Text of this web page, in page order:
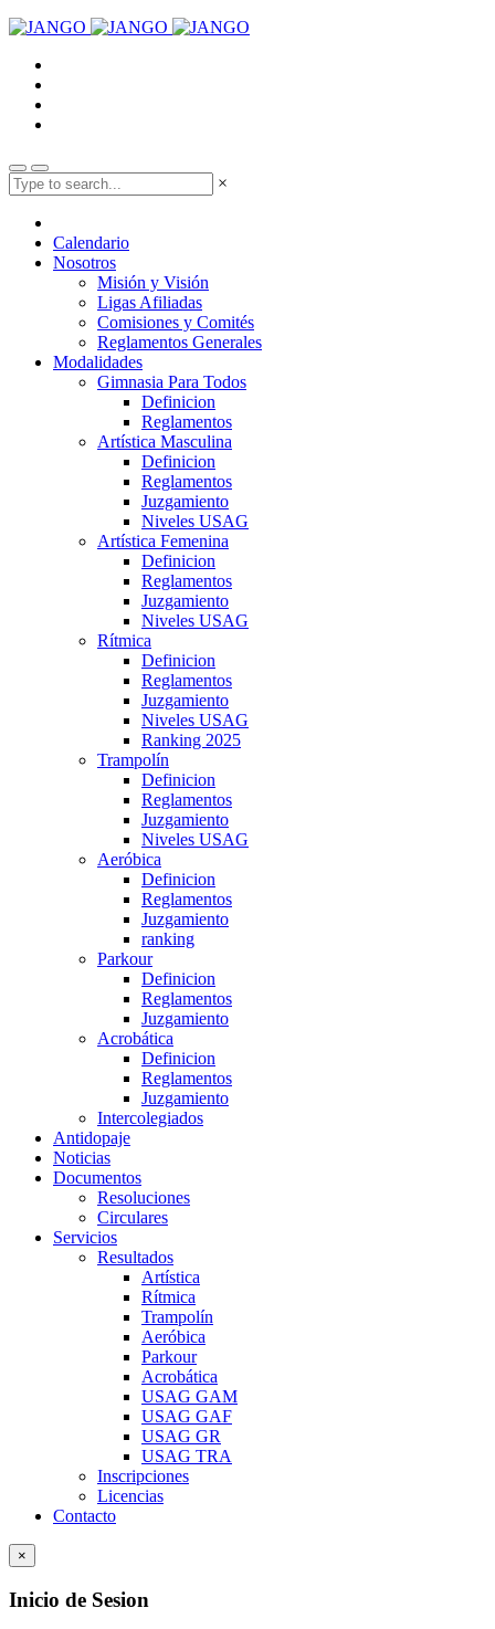
×
Calendario
Nosotros
Misión y Visión
Ligas Afiliadas
Comisiones y Comités
Reglamentos Generales
Modalidades
Gimnasia Para Todos
Definicion
Reglamentos
Artística Masculina
Definicion
Reglamentos
Juzgamiento
Niveles USAG
Artística Femenina
Definicion
Reglamentos
Juzgamiento
Niveles USAG
Rítmica
Definicion
Reglamentos
Juzgamiento
Niveles USAG
Ranking 2025
Trampolín
Definicion
Reglamentos
Juzgamiento
Niveles USAG
Aeróbica
Definicion
Reglamentos
Juzgamiento
ranking
Parkour
Definicion
Reglamentos
Juzgamiento
Acrobática
Definicion
Reglamentos
Juzgamiento
Intercolegiados
Antidopaje
Noticias
Documentos
Resoluciones
Circulares
Servicios
Resultados
Artística
Rítmica
Trampolín
Aeróbica
Parkour
Acrobática
USAG GAM
USAG GAF
USAG GR
USAG TRA
Inscripciones
Licencias
Contacto
×
Inicio de Sesion